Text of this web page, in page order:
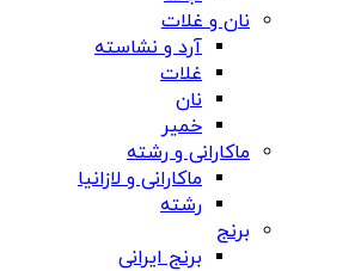
نان و غلات
آرد و نشاسته
غلات
نان
خمیر
ماکارانی و رشته
ماکارانی و لازانیا
رشته
برنج
برنج ایرانی